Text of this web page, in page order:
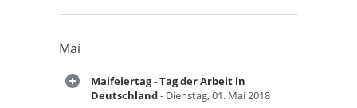
Mai
Maifeiertag - Tag der Arbeit in
Deutschland- Dienstag, 01. Mai 2018